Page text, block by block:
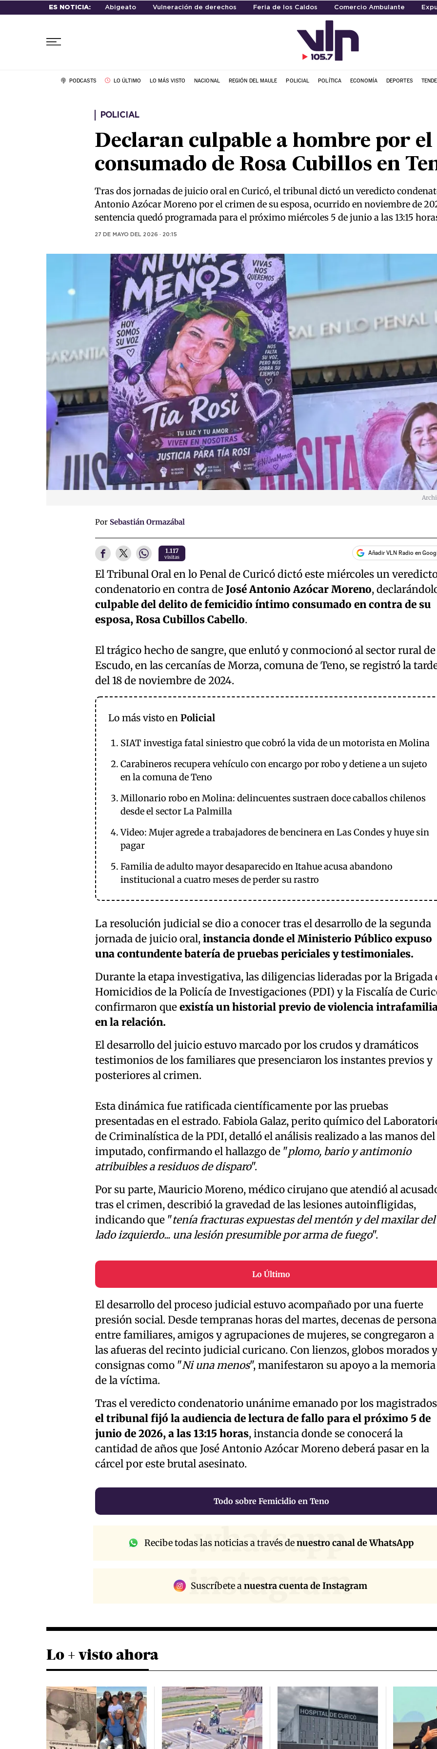
ES NOTICIA: Abigeato Vulneración de derechos Feria de los Caldos Comercio Ambulante
PODCASTS LO ÚLTIMO LO MÁS VISTO NACIONAL REGIÓN DEL MAULE POLICIAL POLÍTICA ECONOMÍA DEPORTES
POLICIAL
Declaran culpable a hombre por
consumado de Rosa Cubillos en
Tras dos jornadas de juicio oral en Curicó, el tribunal dictó un veredicto
Antonio Azócar Moreno por el crimen de su esposa, ocurrido en noviembre de
sentencia quedó programada para el próximo miércoles 5 de junio a las 13:15
27 DE MAYO DEL 2026 · 20:15
Por Sebastián Ormazábal
1.117
visitas
Añadir VLN Radio en
El Tribunal Oral en lo Penal de Curicó dictó este miércoles un
condenatorio en contra deJosé Antonio Azócar Moreno,
culpable del delito de femicidio íntimo consumado en contra de su
esposa, Rosa Cubillos Cabello.
El trágico hecho de sangre, que enlutó y conmocionó al sector rural de
Escudo, en las cercanías de Morza, comuna de Teno, se registró la
del 18 de noviembre de 2024.
Lo más visto en Policial
SIAT investiga fatal siniestro que cobró la vida de un motorista en Molina
Carabineros recupera vehículo con encargo por robo y detiene a un sujeto
en la comuna de Teno
Millonario robo en Molina: delincuentes sustraen doce caballos chilenos
desde el sector La Palmilla
Video: Mujer agrede a trabajadores de bencinera en Las Condes y huye sin
pagar
Familia de adulto mayor desaparecido en Itahue acusa abandono
institucional a cuatro meses de perder su rastro
La resolución judicial se dio a conocer tras el desarrollo de la segunda
jornada de juicio oral,instancia donde el Ministerio Público expuso
una contundente batería de pruebas periciales y testimoniales.
Durante la etapa investigativa, las diligencias lideradas por la Brigada
Homicidios de la Policía de Investigaciones (PDI) y la Fiscalía de
confirmaron queexistía un historial previo de violencia
en la relación.
El desarrollo del juicio estuvo marcado por los crudos y dramáticos
testimonios de los familiares que presenciaron los instantes previos y
posteriores al crimen.
Esta dinámica fue ratificada científicamente por las pruebas
presentadas en el estrado. Fabiola Galaz, perito químico del
de Criminalística de la PDI, detalló el análisis realizado a las manos del
imputado, confirmando el hallazgo de "plomo, bario y antimonio
atribuibles a residuos de disparo".
Por su parte, Mauricio Moreno, médico cirujano que atendió al
tras el crimen, describió la gravedad de las lesiones autoinfligidas,
indicando que "tenía fracturas expuestas del mentón y del maxilar del
lado izquierdo... una lesión presumible por arma de fuego".
Lo Último
El desarrollo del proceso judicial estuvo acompañado por una fuerte
presión social. Desde tempranas horas del martes, decenas de
entre familiares, amigos y agrupaciones de mujeres, se congregaron a
las afueras del recinto judicial curicano. Con lienzos, globos morados y
consignas como "Ni una menos", manifestaron su apoyo a la memoria
de la víctima.
Tras el veredicto condenatorio unánime emanado por los
el tribunal fijó la audiencia de lectura de fallo para el próximo 5 de
junio de 2026, a las 13:15 horas, instancia donde se conocerá la
cantidad de años que José Antonio Azócar Moreno deberá pasar en la
cárcel por este brutal asesinato.
Todo sobre Femicidio en Teno
whatsapp
Recibe todas las noticias a través denuestro canal de WhatsApp
instagram
Suscríbete anuestra cuenta de Instagram
Lo + visto ahora